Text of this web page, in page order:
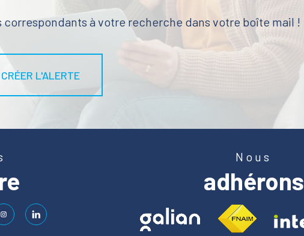
à votre recherche dans votre boîte mail !
CRÉER L'ALERTE
Nous
adhérons